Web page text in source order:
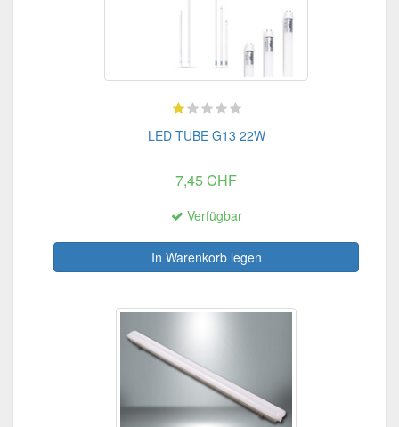
LED TUBE G13 22W
7,45 CHF
Verfügbar
In Warenkorb legen